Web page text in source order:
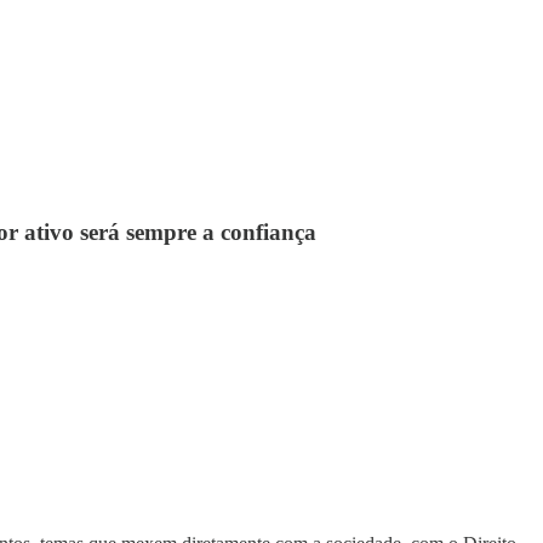
ativo será sempre a confiança